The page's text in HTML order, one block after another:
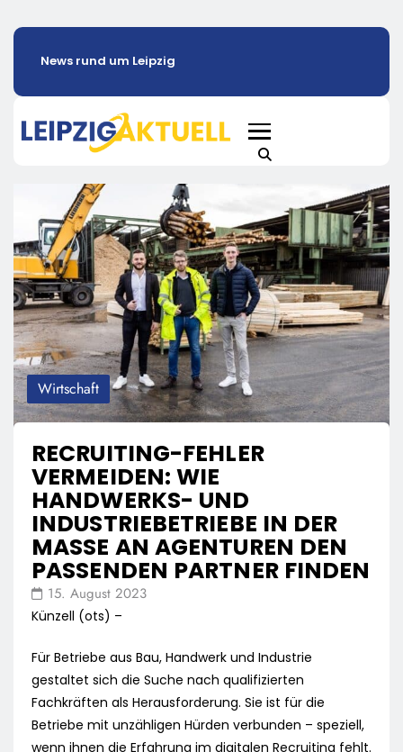
News rund um Leipzig
Wirtschaft
RECRUITING-FEHLER
VERMEIDEN: WIE
HANDWERKS- UND
INDUSTRIEBETRIEBE IN DER
MASSE AN AGENTUREN DEN
PASSENDEN PARTNER FINDEN
15. August 2023
Künzell (ots) –
Für Betriebe aus Bau, Handwerk und Industrie
gestaltet sich die Suche nach qualifizierten
Fachkräften als Herausforderung. Sie ist für die
Betriebe mit unzähligen Hürden verbunden – speziell,
wenn ihnen die Erfahrung im digitalen Recruiting fehlt.